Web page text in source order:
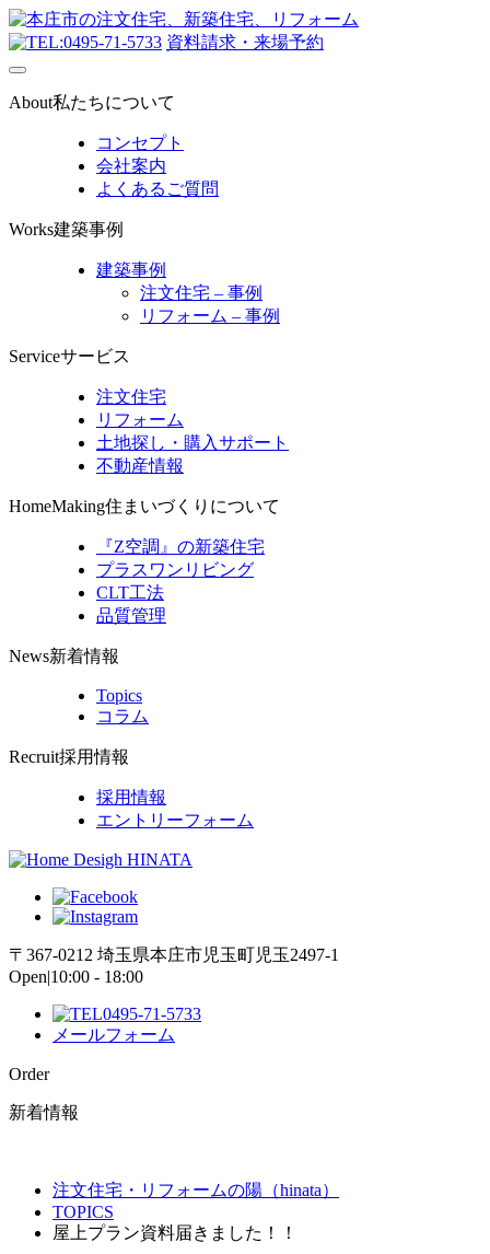
0495-71-5733 資料請求・来場予約
About私たちについて
コンセプト
会社案内
よくあるご質問
Works建築事例
建築事例
注文住宅 – 事例
リフォーム – 事例
Serviceサービス
注文住宅
リフォーム
土地探し・購入サポート
不動産情報
HomeMaking住まいづくりについて
『Z空調』の新築住宅
プラスワンリビング
CLT工法
品質管理
News新着情報
Topics
コラム
Recruit採用情報
採用情報
エントリーフォーム
〒367-0212 埼玉県本庄市児玉町児玉2497-1
Open|10:00 - 18:00
0495-71-5733
メールフォーム
Order
新着情報
注文住宅・リフォームの陽（hinata）
TOPICS
屋上プラン資料届きました！！